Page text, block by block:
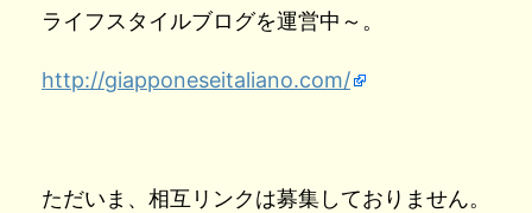
ライフスタイルブログを運営中～。
http://giapponeseitaliano.com/
ただいま、相互リンクは募集しておりません。